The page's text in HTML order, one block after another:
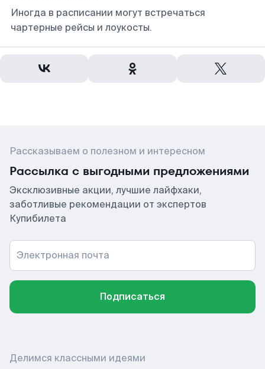
Иногда в расписании могут встречаться
чартерные рейсы и лоукосты.
Рассказываем о полезном и интересном
Рассылка с выгодными предложениями
Эксклюзивные акции, лучшие лайфхаки,
заботливые рекомендации от экспертов
Купибилета
Электронная почта
Подписаться
Делимся классными идеями